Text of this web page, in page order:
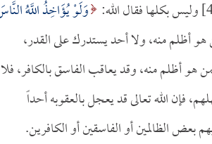
وَلَوْ يُؤَاخِذُ اللَّهُ
بمن هو أظلم منه، ولا أحد يستدرك على القدر،
هو أظلم منه، وقد يعاقب الفاسق بالكافر، فلا
فإن الله تعالى قد يعجل بالعقوبه أحداً
بعض الظالمين أو الفاسقين أو الكافرين.